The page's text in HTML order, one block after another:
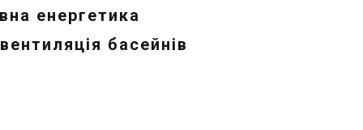
енергетика
басейнів